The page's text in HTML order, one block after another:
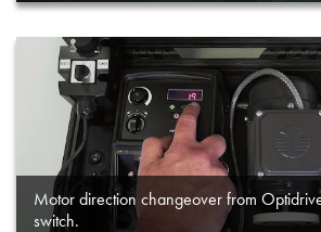
Motor direction changeover from
switch.